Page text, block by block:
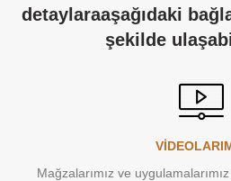
detaylaraaşağıdaki
şekilde
Mağzalarımız ve